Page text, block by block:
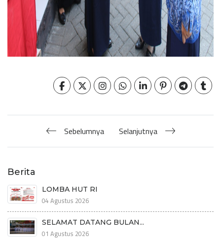
Sebelumnya Selanjutnya
Berita
LOMBA HUT RI
04 Agustus 2026
SELAMAT DATANG BULAN...
01 Agustus 2026